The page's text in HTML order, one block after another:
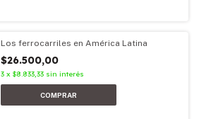
Los ferrocarriles en América Latina
$26.500,00
3 x $8.833,33 sin interés